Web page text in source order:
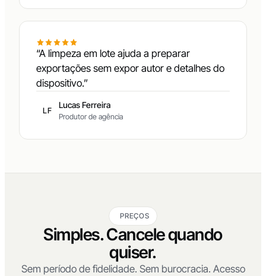
“A limpeza em lote ajuda a preparar
exportações sem expor autor e detalhes do
dispositivo.”
LF
Lucas Ferreira
Produtor de agência
PREÇOS
Simples. Cancele quando
quiser.
Sem período de fidelidade. Sem burocracia. Acesso